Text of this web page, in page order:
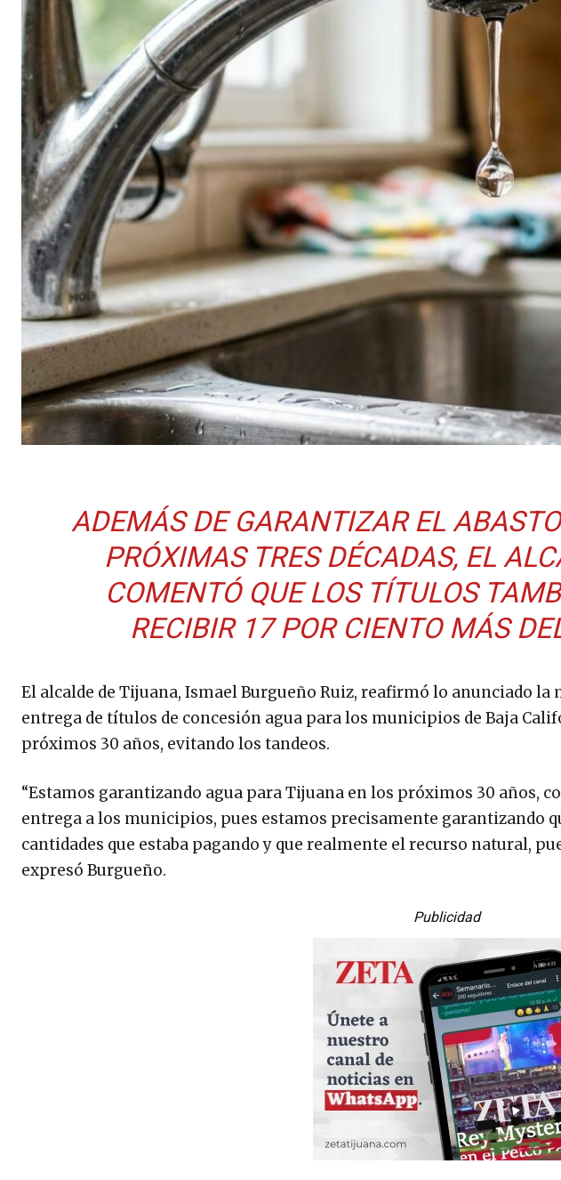
ADEMÁS DE GARANTIZAR EL
PRÓXIMAS TRES DÉCADAS, EL
COMENTÓ QUE LOS TÍTULOS
RECIBIR 17 POR CIENTO MÁS
El alcalde de Tijuana, Ismael Burgueño Ruiz, reafirmó lo anunciado la
entrega de títulos de concesión agua para los municipios de Baja
próximos 30 años, evitando los tandeos.
“Estamos garantizando agua para Tijuana en los próximos 30 años,
entrega a los municipios, pues estamos precisamente garantizando
cantidades que estaba pagando y que realmente el recurso natural,
expresó Burgueño.
Publicidad